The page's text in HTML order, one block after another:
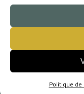
Politique de